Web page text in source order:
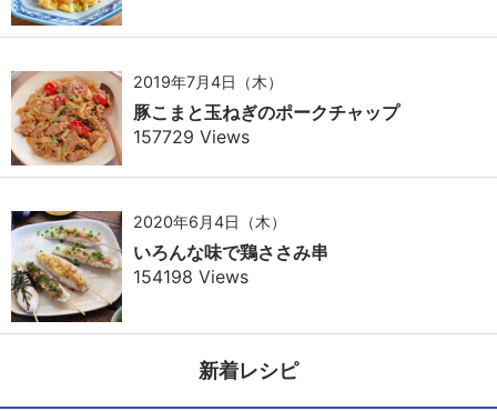
2019年7月4日（木）
豚こまと玉ねぎのポークチャップ
157729 Views
2020年6月4日（木）
いろんな味で鶏ささみ串
154198 Views
新着レシピ